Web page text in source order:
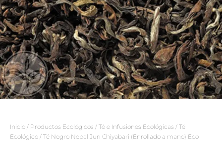
Inicio / Productos Ecológicos / Té e Infusiones Ecológicas / Té
Ecológico / Té Negro Nepal Jun Chiyabari (Enrollado a mano) Eco